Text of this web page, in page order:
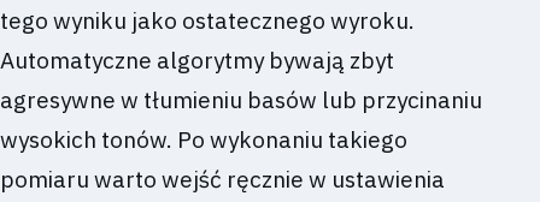
tego wyniku jako ostatecznego wyroku.
Automatyczne algorytmy bywają zbyt
agresywne w tłumieniu basów lub przycinaniu
wysokich tonów. Po wykonaniu takiego
pomiaru warto wejść ręcznie w ustawienia